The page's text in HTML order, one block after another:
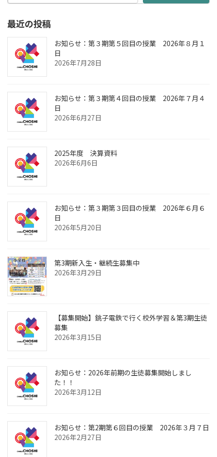
最近の投稿
お知らせ：第３期第５回目の授業 2026年８月１
日
2026年7月28日
お知らせ：第３期第４回目の授業 2026年７月４
日
2026年6月27日
2025年度 決算資料
2026年6月6日
お知らせ：第３期第３回目の授業 2026年６月６
日
2026年5月20日
第3期新入生・継続生募集中
2026年3月29日
【募集開始】銚子電鉄で行く校外学習＆第3期生徒
募集
2026年3月15日
お知らせ：2026年前期の生徒募集開始しまし
た！！
2026年3月12日
お知らせ：第2期第６回目の授業 2026年３月７日
2026年2月27日